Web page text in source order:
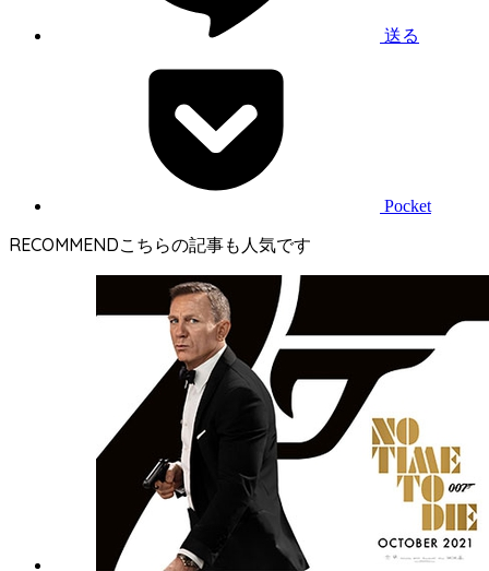
送る
Pocket
RECOMMEND